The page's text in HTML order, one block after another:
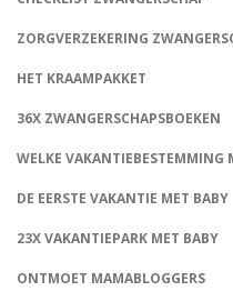
ZORGVERZEKERING
HET KRAAMPAKKET
36X ZWANGERSCHAPSBOEKEN
WELKE VAKANTIEBESTEMMING
DE EERSTE VAKANTIE MET BABY
23X VAKANTIEPARK MET BABY
ONTMOET MAMABLOGGERS